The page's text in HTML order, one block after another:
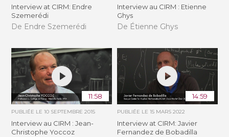
Interview at CIRM: Endre
Szemerédi
De Endre Szemerédi
Interview au CIRM : Etienne
Ghys
De Étienne Ghys
11:58
PUBLIÉE LE10 SEPTEMBRE 2015
Interview au CIRM : Jean-
Christophe Yoccoz
14:59
PUBLIÉE LE 15 MARS 2022
Interview at CIRM: Javier
Fernandez de Bobadilla